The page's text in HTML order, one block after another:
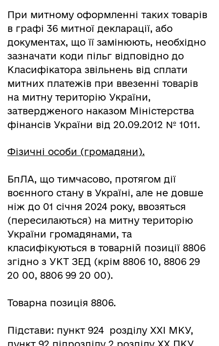
При митному оформленні таких товарів
в графі 36 митної декларації, або
документах, що її замінюють, необхідно
зазначати коди пільг відповідно до
Класифікатора звільнень від сплати
митних платежів при ввезенні товарів
на митну територію України,
затвердженого наказом Міністерства
фінансів України від 20.09.2012 № 1011.
Фізичні особи (громадяни).
БпЛА, що тимчасово, протягом дії
воєнного стану в Україні, але не довше
ніж до 01 січня 2024 року, ввозяться
(пересилаються) на митну територію
України громадянами, та
класифікуються в товарній позиції 8806
згідно з УКТ ЗЕД (крім 8806 10, 8806 29
20 00, 8806 99 20 00).
Товарна позиція 8806.
Підстави: пункт 924 розділу ХХІ МКУ,